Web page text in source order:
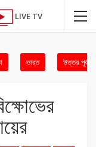
LIVE TV
ভারত উত্তর-পূর্ব